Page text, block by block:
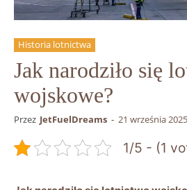
Historia lotnictwa
Jak narodziło się
wojskowe?
Przez JetFuelDreams - 21 września 2025
1/5 - (1